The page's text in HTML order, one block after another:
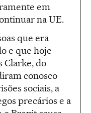
em
na UE.
que era
e que hoje
Clarke, do
conosco
sociais, a
precários e a